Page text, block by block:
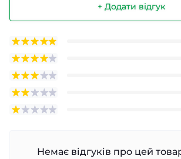
+ Додати відгук
Немає відгуків про цей